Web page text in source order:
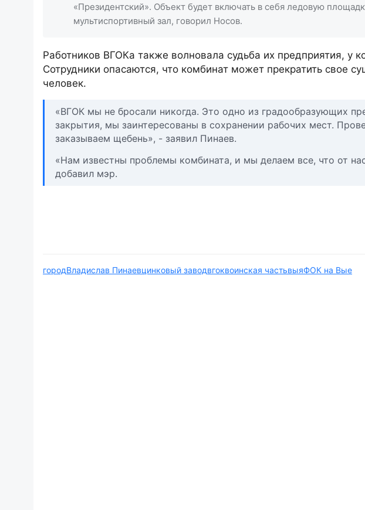
«Президентский». Объект будет включать в себя ледовую
мультиспортивный зал, говорил Носов.
Работников ВГОКа также волновала судьба их предприятия, у
Сотрудники опасаются, что комбинат может прекратить свое
человек.
«ВГОК мы не бросали никогда. Это одно из градообразующих
закрытия, мы заинтересованы в сохранении рабочих мест.
заказываем щебень», - заявил Пинаев.
«Нам известны проблемы комбината, и мы делаем все, что от
добавил мэр.
городВладислав Пинаевцинковый заводвгоквоинская частьвыяФОК на Вые